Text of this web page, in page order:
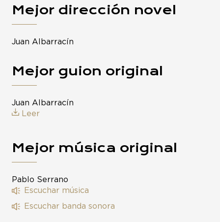
Mejor dirección novel
Juan Albarracín
Mejor guion original
Juan Albarracín
Leer
Mejor música original
Pablo Serrano
Escuchar música
Escuchar banda sonora